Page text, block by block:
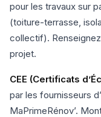
pour les travaux sur
(toiture-terrasse,
collectif).
projet.
CEE (Certificats
par les fournisseurs
MaPrimeRénov’.